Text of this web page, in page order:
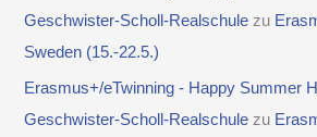
Geschwister-Scholl-Realschule zu
Sweden (15.-22.5.)
Erasmus+/eTwinning - Happy Summer
Geschwister-Scholl-Realschule zu